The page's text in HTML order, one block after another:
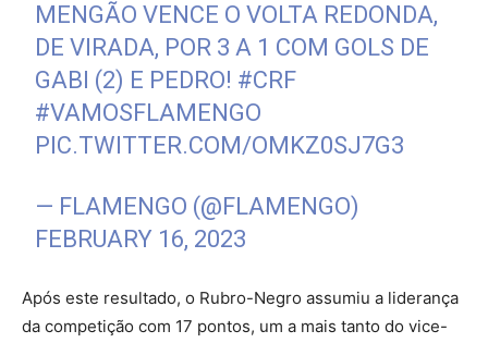
MENGÃO VENCE O VOLTA REDONDA,
DE VIRADA, POR 3 A 1 COM GOLS DE
GABI (2) E PEDRO! #CRF
#VAMOSFLAMENGO
PIC.TWITTER.COM/OMKZ0SJ7G3
— FLAMENGO (@FLAMENGO)
FEBRUARY 16, 2023
Após este resultado, o Rubro-Negro assumiu a liderança
da competição com 17 pontos, um a mais tanto do vice-